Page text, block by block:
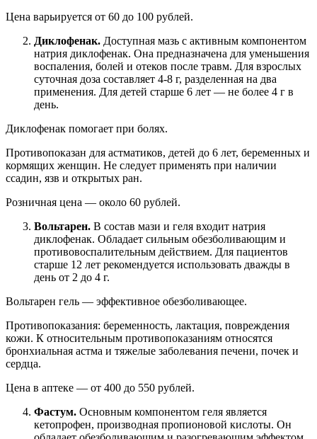
Цена варьируется от 60 до 100 рублей.
Диклофенак. Доступная мазь с активным компонентом
натрия диклофенак. Она предназначена для уменьшения
воспаления, болей и отеков после травм. Для взрослых
суточная доза составляет 4-8 г, разделенная на два
применения. Для детей старше 6 лет — не более 4 г в
день.
Диклофенак помогает при болях.
Противопоказан для астматиков, детей до 6 лет, беременных и
кормящих женщин. Не следует применять при наличии
ссадин, язв и открытых ран.
Розничная цена — около 60 рублей.
Вольтарен. В состав мази и геля входит натрия
диклофенак. Обладает сильным обезболивающим и
противовоспалительным действием. Для пациентов
старше 12 лет рекомендуется использовать дважды в
день от 2 до 4 г.
Вольтарен гель — эффективное обезболивающее.
Противопоказания: беременность, лактация, повреждения
кожи. К относительным противопоказаниям относятся
бронхиальная астма и тяжелые заболевания печени, почек и
сердца.
Цена в аптеке — от 400 до 550 рублей.
Фастум. Основным компонентом геля является
кетопрофен, производная пропионовой кислоты. Он